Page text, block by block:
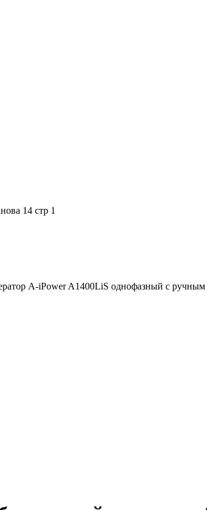
14 стр 1
A-iPower A1400LiS однофазный с ручным